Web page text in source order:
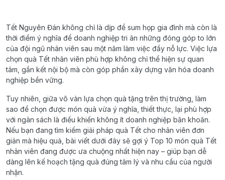
Tết Nguyên Đán không chỉ là dịp để sum họp gia đình mà còn là
thời điểm ý nghĩa để doanh nghiệp tri ân những đóng góp to lớn
của đội ngũ nhân viên sau một năm làm việc đầy nỗ lực. Việc lựa
chọn quà Tết nhân viên phù hợp không chỉ thể hiện sự quan
tâm, gắn kết nội bộ mà còn góp phần xây dựng văn hóa doanh
nghiệp bền vững.
Tuy nhiên, giữa vô vàn lựa chọn quà tặng trên thị trường, làm
sao để chọn được món quà vừa ý nghĩa, thiết thực, lại phù hợp
với ngân sách là điều khiến không ít doanh nghiệp băn khoăn.
Nếu bạn đang tìm kiếm giải pháp quà Tết cho nhân viên đơn
giản mà hiệu quả, bài viết dưới đây sẽ gợi ý Top 10 món quà Tết
nhân viên đang được ưa chuộng nhất hiện nay – giúp bạn dễ
dàng lên kế hoạch tặng quà đúng tâm lý và nhu cầu của người
nhận.